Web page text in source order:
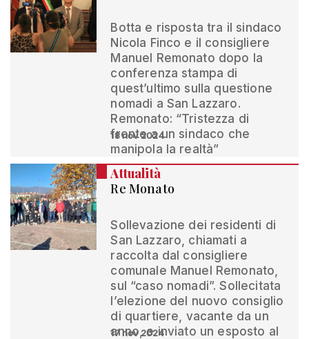
Botta e risposta tra il sindaco
Nicola Finco e il consigliere
Manuel Remonato dopo la
conferenza stampa di
quest’ultimo sulla questione
nomadi a San Lazzaro.
Remonato: “Tristezza di
fronte a un sindaco che
manipola la realtà”
18 nov 2024
Attualità
Re Monato
Sollevazione dei residenti di
San Lazzaro, chiamati a
raccolta dal consigliere
comunale Manuel Remonato,
sul “caso nomadi”. Sollecitata
l’elezione del nuovo consiglio
di quartiere, vacante da un
anno, e inviato un esposto al
17 nov 2024